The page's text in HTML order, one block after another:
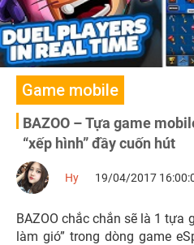
Game mobile
BAZOO – Tựa game
“xếp hình” đầy cuốn hút
Hy 19/04/2017
BAZOO chắc chắn sẽ là 1 tựa
làm gió” trong dòng game